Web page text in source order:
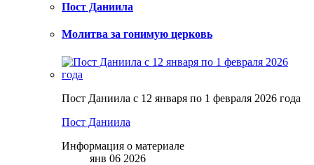
Пост Даниила
Молитва за гонимую церковь
Пост Даниила с 12 января по 1 февраля 2026 года
Пост Даниила
Информация о материале
янв 06 2026